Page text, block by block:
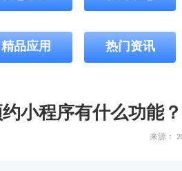
精品应用 热门资讯
小程序有什么功能
来源：